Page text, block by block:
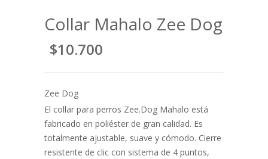
Collar Mahalo Zee Dog
$10.700
Zee Dog
El collar para perros Zee.Dog Mahalo está
fabricado en poliéster de gran calidad. Es
totalmente ajustable, suave y cómodo. Cierre
resistente de clic con sistema de 4 puntos,